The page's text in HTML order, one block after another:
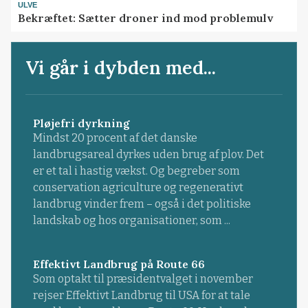
ULVE
Bekræftet: Sætter droner ind mod problemulv
Vi går i dybden med...
Pløjefri dyrkning
Mindst 20 procent af det danske
landbrugsareal dyrkes uden brug af plov. Det
er et tal i hastig vækst. Og begreber som
conservation agriculture og regenerativt
landbrug vinder frem – også i det politiske
landskab og hos organisationer, som ...
Effektivt Landbrug på Route 66
Som optakt til præsidentvalget i november
rejser Effektivt Landbrug til USA for at tale